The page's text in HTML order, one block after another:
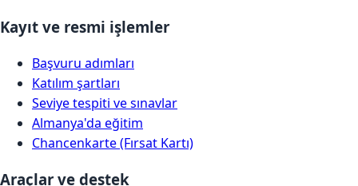
Kayıt ve resmi işlemler
Başvuru adımları
Katılım şartları
Seviye tespiti ve sınavlar
Almanya'da eğitim
Chancenkarte (Fırsat Kartı)
Araçlar ve destek